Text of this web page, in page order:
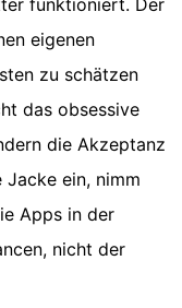
eigenen
zu schätzen
das obsessive
die Akzeptanz
ein, nimm
Apps in der
nicht der